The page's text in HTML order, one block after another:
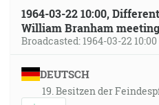
1964-03-22 10:00,
William Branham
Broadcasted: 1964-03-22 10:00
DEUTSCH
19. Besitzen der